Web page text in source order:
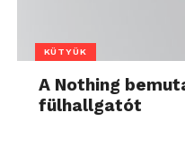
KÜTYÜK
A Nothing
fülhallgatót